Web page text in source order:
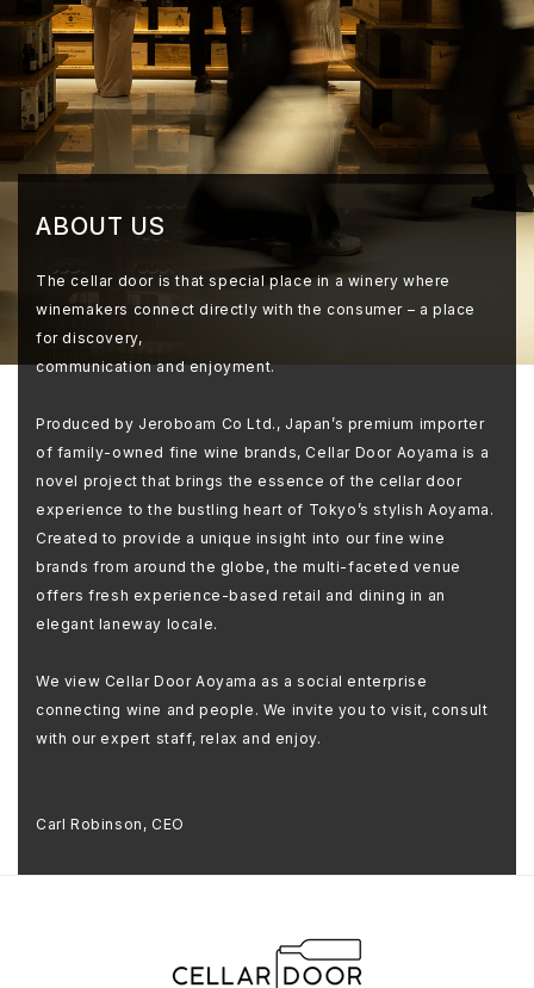
ABOUT US
The cellar door is that special place in a winery where
winemakers connect directly with the consumer – a place
for discovery,
communication and enjoyment.
Produced by Jeroboam Co Ltd., Japan’s premium importer
of family-owned fine wine brands, Cellar Door Aoyama is a
novel project that brings the essence of the cellar door
experience to the bustling heart of Tokyo’s stylish Aoyama.
Created to provide a unique insight into our fine wine
brands from around the globe, the multi-faceted venue
offers fresh experience-based retail and dining in an
elegant laneway locale.
We view Cellar Door Aoyama as a social enterprise
connecting wine and people. We invite you to visit, consult
with our expert staff, relax and enjoy.
Carl Robinson, CEO